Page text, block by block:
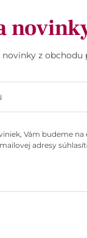
z obchodu
Vám budeme
adresy